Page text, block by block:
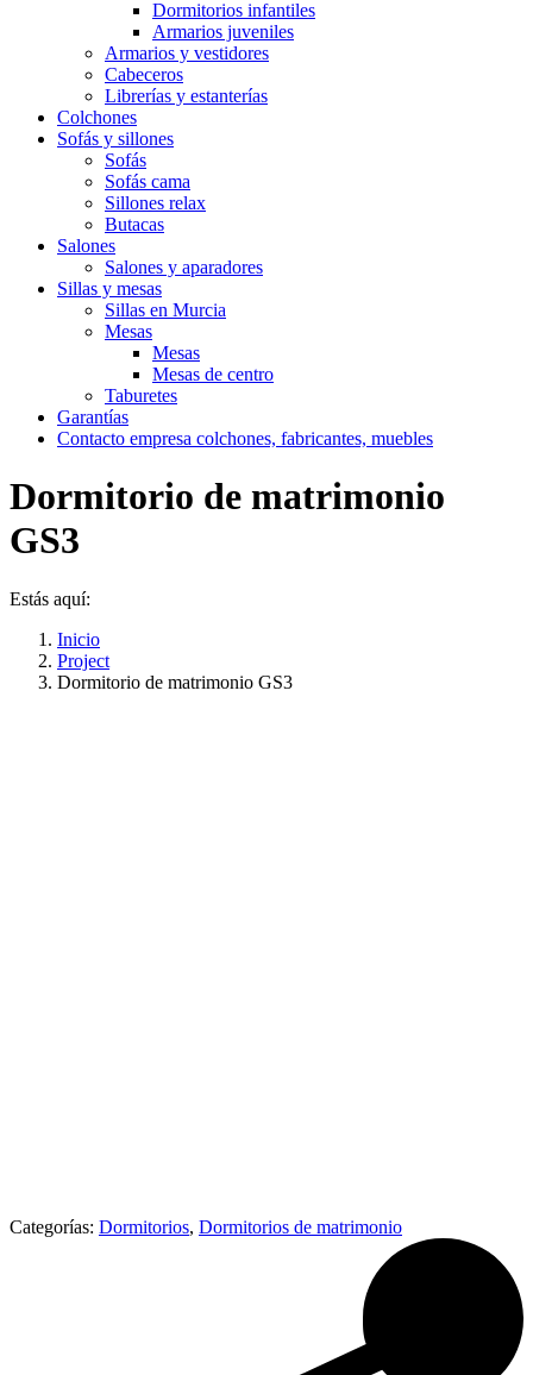
Dormitorios infantiles
Armarios juveniles
Armarios y vestidores
Cabeceros
Librerías y estanterías
Colchones
Sofás y sillones
Sofás
Sofás cama
Sillones relax
Butacas
Salones
Salones y aparadores
Sillas y mesas
Sillas en Murcia
Mesas
Mesas
Mesas de centro
Taburetes
Garantías
Contacto empresa colchones, fabricantes, muebles
Dormitorio de matrimonio
GS3
Estás aquí:
Inicio
Project
Dormitorio de matrimonio GS3
Categorías: Dormitorios, Dormitorios de matrimonio